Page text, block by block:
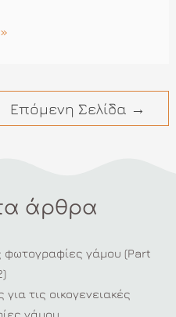
Επόμενη Σελίδα →
άρθρα
φωτογραφίες γάμου (Part
τις οικογενειακές